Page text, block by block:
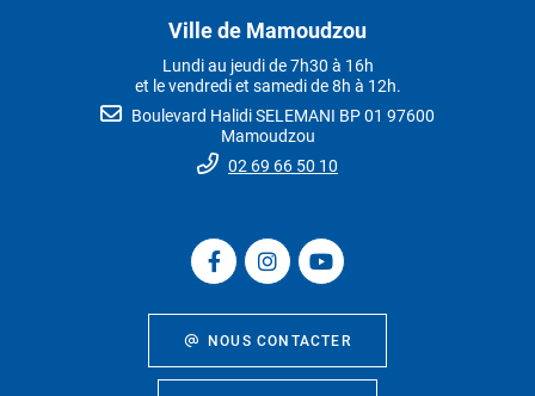
Ville de Mamoudzou
Lundi au jeudi de 7h30 à 16h
et le vendredi et samedi de 8h à 12h.
Boulevard Halidi SELEMANI BP 01 97600
Mamoudzou
02 69 66 50 10
NOUS CONTACTER